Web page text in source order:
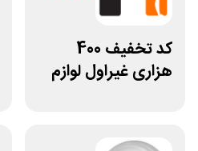
کد تخفیف 400
هزاری غیراول لوازم